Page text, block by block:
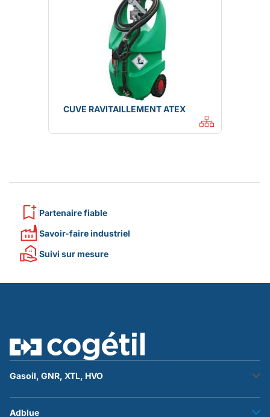
CUVE RAVITAILLEMENT ATEX
Partenaire fiable
Savoir-faire industriel
Suivi sur mesure
Gasoil, GNR, XTL, HVO
Transfert fuel
Adblue